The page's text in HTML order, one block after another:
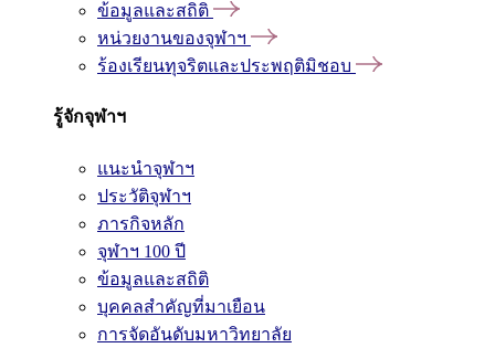
ข้อมูลและสถิติ
หน่วยงานของจุฬาฯ
ร้องเรียนทุจริตและประพฤติมิชอบ
รู้จักจุฬาฯ
แนะนำจุฬาฯ
ประวัติจุฬาฯ
ภารกิจหลัก
จุฬาฯ 100 ปี
ข้อมูลและสถิติ
บุคคลสำคัญที่มาเยือน
การจัดอันดับมหาวิทยาลัย